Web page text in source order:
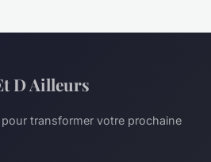
D Ailleurs
transformer votre prochaine